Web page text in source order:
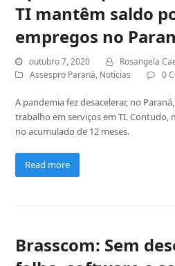
TI mantêm saldo
empregos no
outubro 7, 2020
Rosangela
Assespro Paraná, Notícias 0
A pandemia fez desacelerar, no
trabalho em serviços em TI. Contudo,
no acumulado de 12 meses.
Read more
Brasscom: Sem